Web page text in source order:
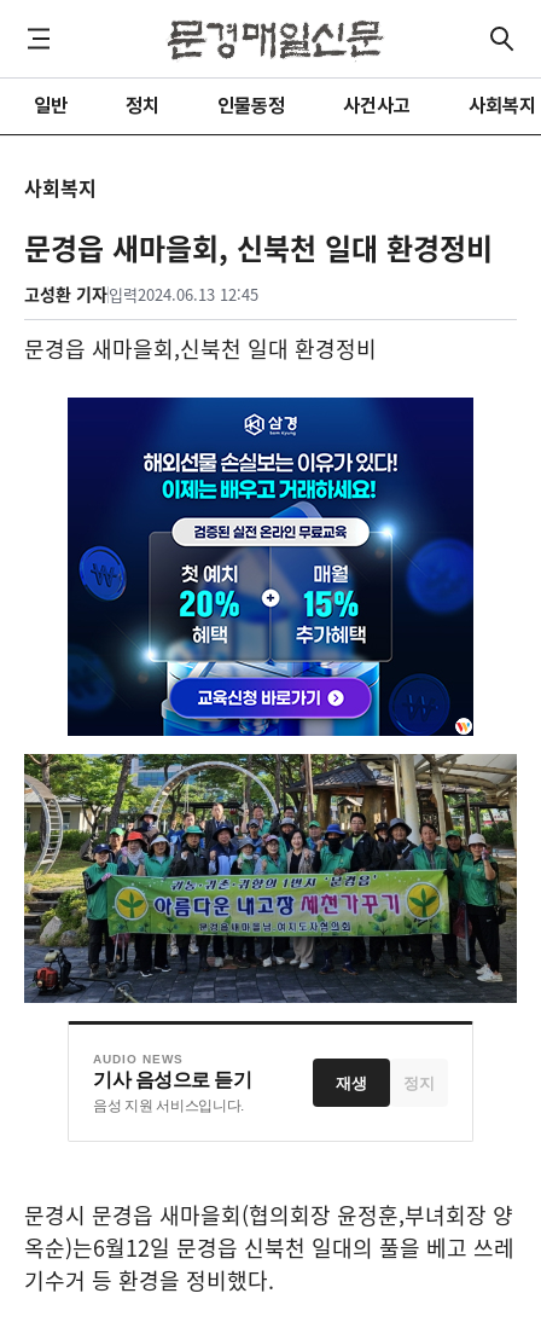
일반 정치 인물동정 사건사고 사회복지
사회복지
문경읍 새마을회, 신북천 일대 환경정비
고성환 기자입력2024.06.13 12:45
문경읍 새마을회,신북천 일대 환경정비
AUDIO NEWS
기사 음성으로 듣기
음성 지원 서비스입니다.
재생 정지
문경시 문경읍 새마을회(협의회장 윤정훈,부녀회장 양
옥순)는6월12일 문경읍 신북천 일대의 풀을 베고 쓰레
기수거 등 환경을 정비했다.